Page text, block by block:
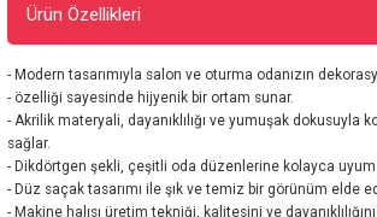
Ürün Özellikleri
- Modern tasarımıyla salon ve oturma odanızın
- özelliği sayesinde hijyenik bir ortam sunar.
- Akrilik materyali, dayanıklılığı ve yumuşak dokusuyla
sağlar.
- Dikdörtgen şekli, çeşitli oda düzenlerine kolayca uyum
- Düz saçak tasarımı ile şık ve temiz bir görünüm elde
- Makine halısı üretim tekniği, kalitesini ve